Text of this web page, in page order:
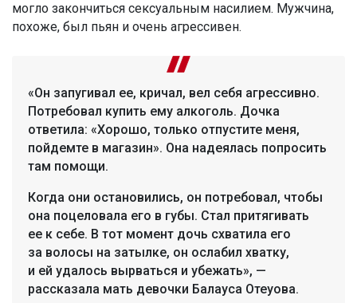
могло закончиться сексуальным насилием. Мужчина,
похоже, был пьян и очень агрессивен.
«Он запугивал ее, кричал, вел себя агрессивно.
Потребовал купить ему алкоголь. Дочка
ответила: «Хорошо, только отпустите меня,
пойдемте в магазин». Она надеялась попросить
там помощи.
Когда они остановились, он потребовал, чтобы
она поцеловала его в губы. Стал притягивать
ее к себе. В тот момент дочь схватила его
за волосы на затылке, он ослабил хватку,
и ей удалось вырваться и убежать», —
рассказала мать девочки Балауса Отеуова.